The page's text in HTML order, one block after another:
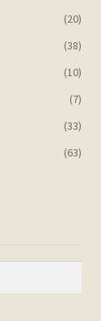
(20)
(38)
(10)
(7)
(33)
(63)